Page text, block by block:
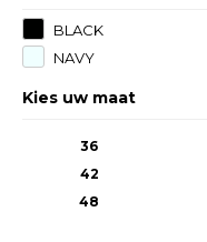
BLACK
NAVY
Kies uw maat
36
42
48